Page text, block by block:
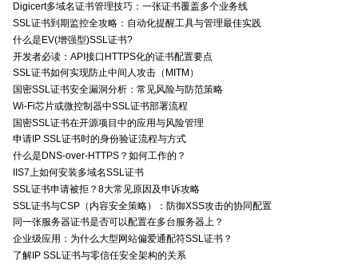
Digicert多域名证书管理技巧：一张证书覆盖多个业务线
SSL证书到期监控全攻略：自动化提醒工具与管理最佳实践
什么是EV(增强型)SSL证书?
开发者必读：API接口HTTPS化的证书配置要点
SSL证书如何实现防止中间人攻击（MITM）
国密SSL证书安全漏洞分析：常见风险与防范策略
Wi-Fi芯片或微控制器中SSL证书部署流程
国密SSL证书在开源项目中的应用与风险管理
申请IP SSL证书时的身份验证流程与方式
什么是DNS-over-HTTPS？如何工作的？
IIS7上如何安装多域名SSL证书
SSL证书申请被拒？8大常见原因及申诉攻略
SSL证书与CSP（内容安全策略）：防御XSS攻击的协同配置
同一张服务器证书是否可以配置在多台服务器上？
企业级应用：为什么大型网站偏爱通配符SSL证书？
了解IP SSL证书与零信任安全架构的关系